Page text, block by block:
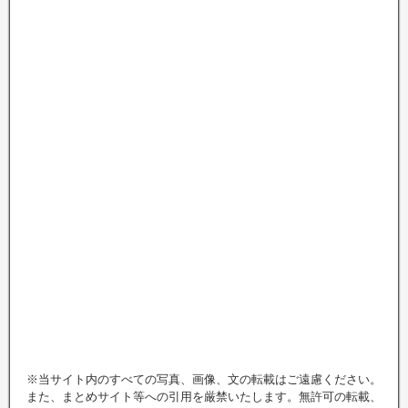
※当サイト内のすべての写真、画像、文の転載はご遠慮ください。
また、まとめサイト等への引用を厳禁いたします。無許可の転載、